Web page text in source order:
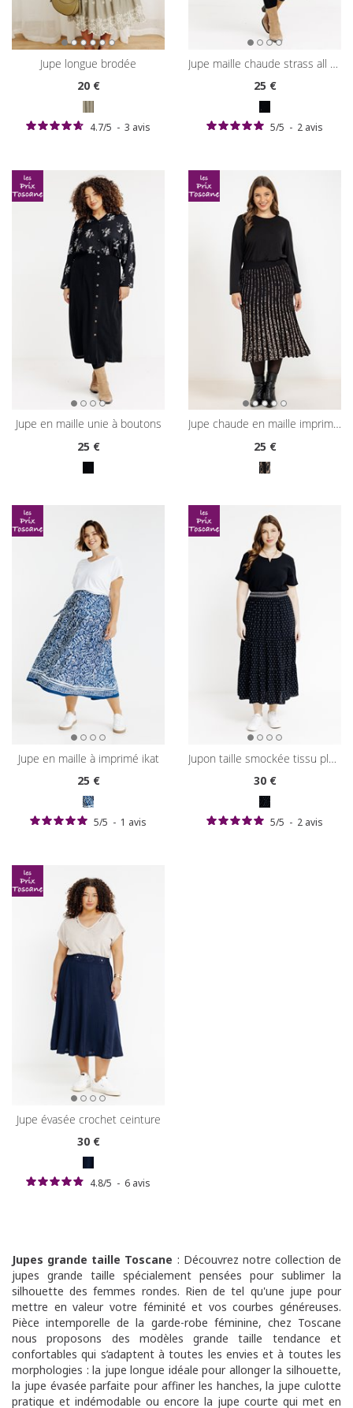
jupe longue brodée
20€
4.7/5 - 3 avis
jupe maille chaude strass all over
25€
5/5 - 2 avis
jupe en maille unie à boutons
25€
jupe chaude en maille imprimé léopard
25€
jupe en maille à imprimé ikat
25€
5/5 - 1 avis
jupon taille smockée tissu plumetis
30€
5/5 - 2 avis
jupe évasée crochet ceinture
30€
4.8/5 - 6 avis
Jupes grande taille Toscane : Découvrez notre collection de
jupes grande taille spécialement pensées pour sublimer la
silhouette des femmes rondes. Rien de tel qu'une jupe pour
mettre en valeur votre féminité et vos courbes généreuses.
Pièce intemporelle de la garde-robe féminine, chez Toscane
nous proposons des modèles grande taille tendance et
confortables qui s’adaptent à toutes les envies et à toutes les
morphologies : la jupe longue idéale pour allonger la silhouette,
la jupe évasée parfaite pour affiner les hanches, la jupe culotte
pratique et indémodable ou encore la jupe courte qui met en